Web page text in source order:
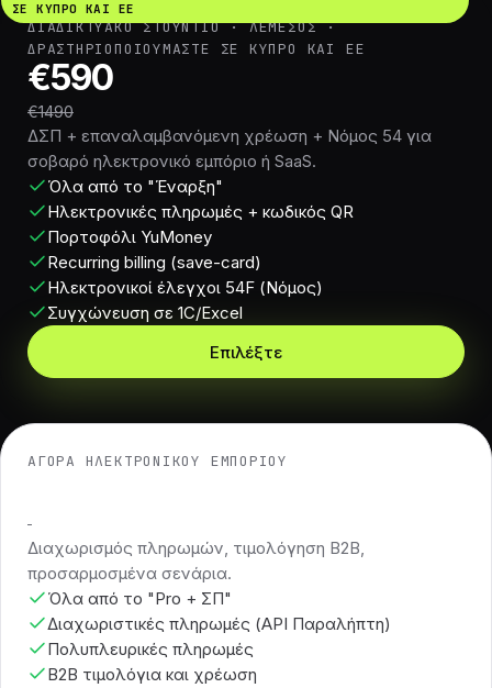
ΣΕ ΚΎΠΡΟ ΚΑΙ ΕΕ
ΔΙΑΔΙΚΤΥΑΚΌ ΣΤΟΎΝΤΙΟ · ΛΕΜΕΣΌΣ ·
ΔΡΑΣΤΗΡΙΟΠΟΙΟΎΜΑΣΤΕ ΣΕ ΚΎΠΡΟ ΚΑΙ ΕΕ
€590
€1490
ΔΣΠ + επαναλαμβανόμενη χρέωση + Νόμος 54 για
σοβαρό ηλεκτρονικό εμπόριο ή SaaS.
Όλα από το "Έναρξη"
Ηλεκτρονικές πληρωμές + κωδικός QR
Πορτοφόλι YuMoney
Recurring billing (save-card)
Ηλεκτρονικοί έλεγχοι 54F (Νόμος)
Συγχώνευση σε 1C/Excel
Επιλέξτε
ΑΓΟΡΆ ΗΛΕΚΤΡΟΝΙΚΟΎ ΕΜΠΟΡΊΟΥ
Διαχωρισμός πληρωμών, τιμολόγηση B2B,
προσαρμοσμένα σενάρια.
Όλα από το "Pro + ΣΠ"
Διαχωριστικές πληρωμές (API Παραλήπτη)
Πολυπλευρικές πληρωμές
B2B τιμολόγια και χρέωση